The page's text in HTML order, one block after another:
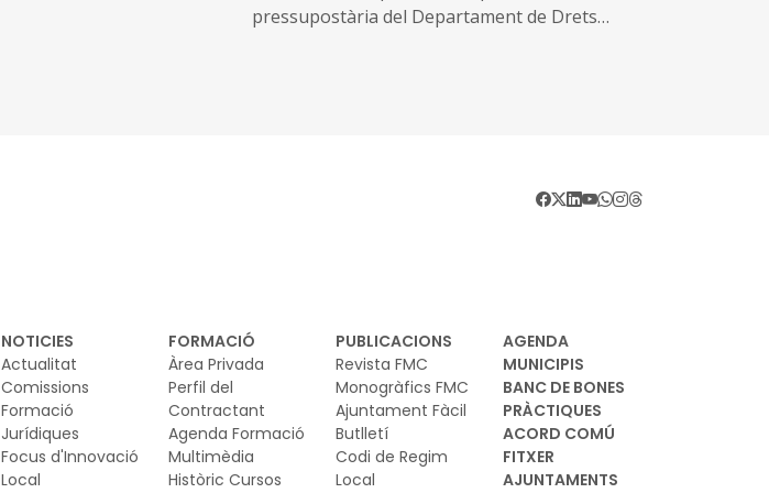
pressupostària del Departament de Drets
NOTICIES
Actualitat
Comissions
Formació
Jurídiques
Focus d'Innovació
Local
FORMACIÓ
Àrea Privada
Perfil del
Contractant
Agenda Formació
Multimèdia
Històric Cursos
PUBLICACIONS
Revista FMC
Monogràfics FMC
Ajuntament Fàcil
Butlletí
Codi de Regim
Local
AGENDA
MUNICIPIS
BANC DE BONES
PRÀCTIQUES
ACORD COMÚ
FITXER
AJUNTAMENTS